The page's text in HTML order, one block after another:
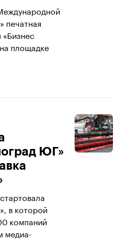
печатная
площадке
ЮГ»
в которой
компаний
медиа-